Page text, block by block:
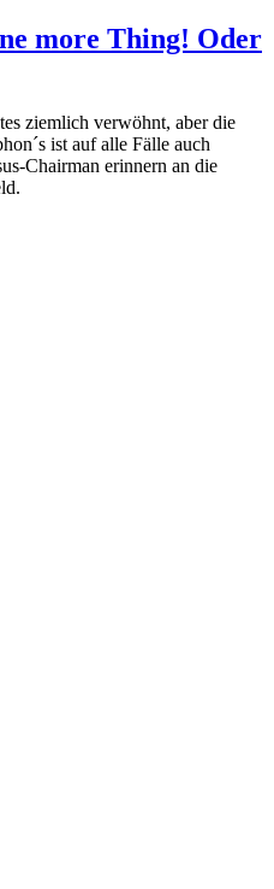
more Thing! Oder
ziemlich verwöhnt, aber die
ist auf alle Fälle auch
Chairman erinnern an die